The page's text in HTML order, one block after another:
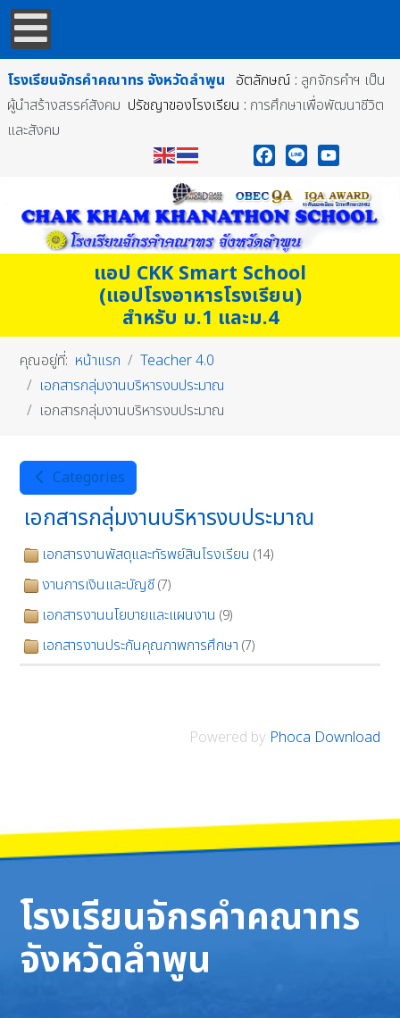
โรงเรียนจักรคำคณาทร จังหวัดลำพูน อัตลักษณ์ : ลูกจักรคำฯ เป็น
ผู้นำสร้างสรรค์สังคม ปรัชญาของโรงเรียน : การศึกษาเพื่อพัฒนาชีวิต
และสังคม
แอป CKK Smart School
(แอปโรงอาหารโรงเรียน)
สำหรับ ม.1 และม.4
คุณอยู่ที่: หน้าแรก
Teacher 4.0
เอกสารกลุ่มงานบริหารงบประมาณ
เอกสารกลุ่มงานบริหารงบประมาณ
Categories
เอกสารกลุ่มงานบริหารงบประมาณ
เอกสารงานพัสดุและทัรพย์สินโรงเรียน (14)
งานการเงินและบัญชี(7)
เอกสารงานนโยบายและแผนงาน(9)
เอกสารงานประกันคุณภาพการศึกษา (7)
Powered by Phoca Download
โรงเรียนจักรคำคณาทร
จังหวัดลำพูน